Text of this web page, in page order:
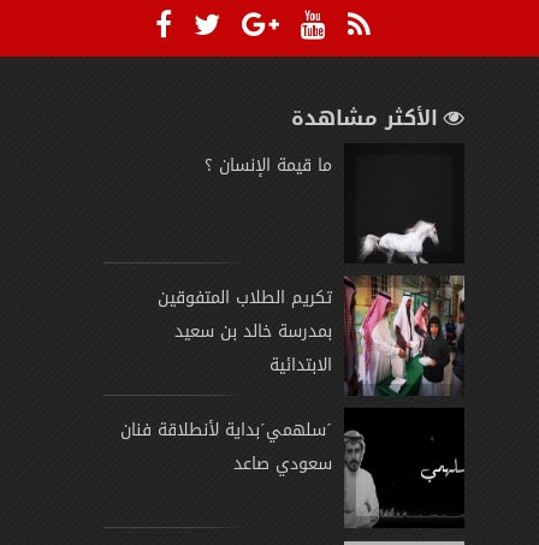
الأكثر مشاهدة
ما قيمة الإنسان ؟
تكريم الطلاب المتفوقين
بمدرسة خالد بن سعيد
الابتدائية
´سلهمي´بداية لأنطلاقة فنان
سعودي صاعد